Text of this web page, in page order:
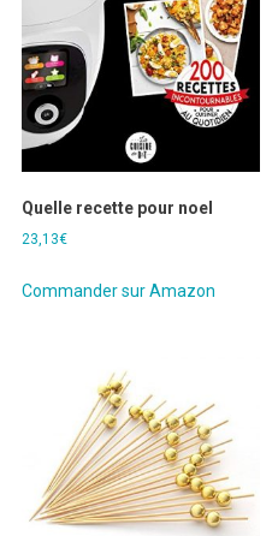
Quelle recette pour noel
23,13€
Commander sur Amazon